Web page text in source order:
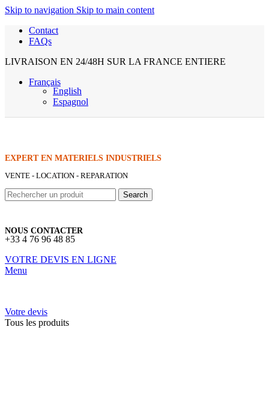
Skip to navigation Skip to main content
Contact
FAQs
LIVRAISON EN 24/48H SUR LA FRANCE ENTIERE
Français
English
Espagnol
EXPERT EN MATERIELS INDUSTRIELS
VENTE - LOCATION - REPARATION
Search
NOUS CONTACTER
+33 4 76 96 48 85
VOTRE DEVIS EN LIGNE
Menu
Votre devis
Tous les produits